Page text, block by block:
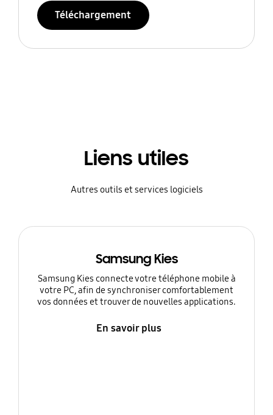
Téléchargement
Liens utiles
Autres outils et services logiciels
Samsung Kies
Samsung Kies connecte votre téléphone mobile à
votre PC, afin de synchroniser comfortablement
vos données et trouver de nouvelles applications.
En savoir plus